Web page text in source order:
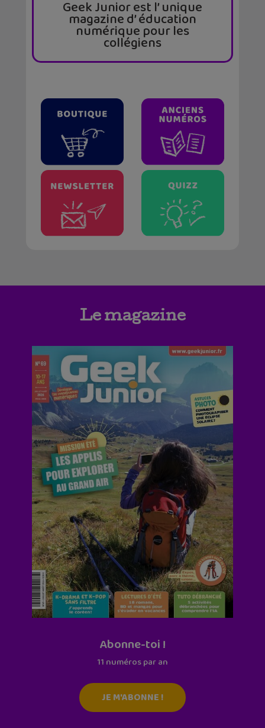
Geek Junior est l’ unique
magazine d’ éducation
numérique pour les
collégiens
Le magazine
Abonne-toi !
11 numéros par an
JE M'ABONNE !